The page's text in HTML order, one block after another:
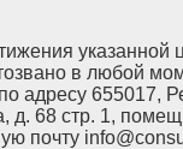
указанной
в любой
адресу 655017,
д. 68 стр. 1,
почту